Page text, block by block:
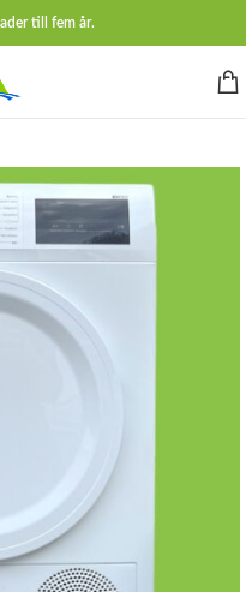
till fem år.